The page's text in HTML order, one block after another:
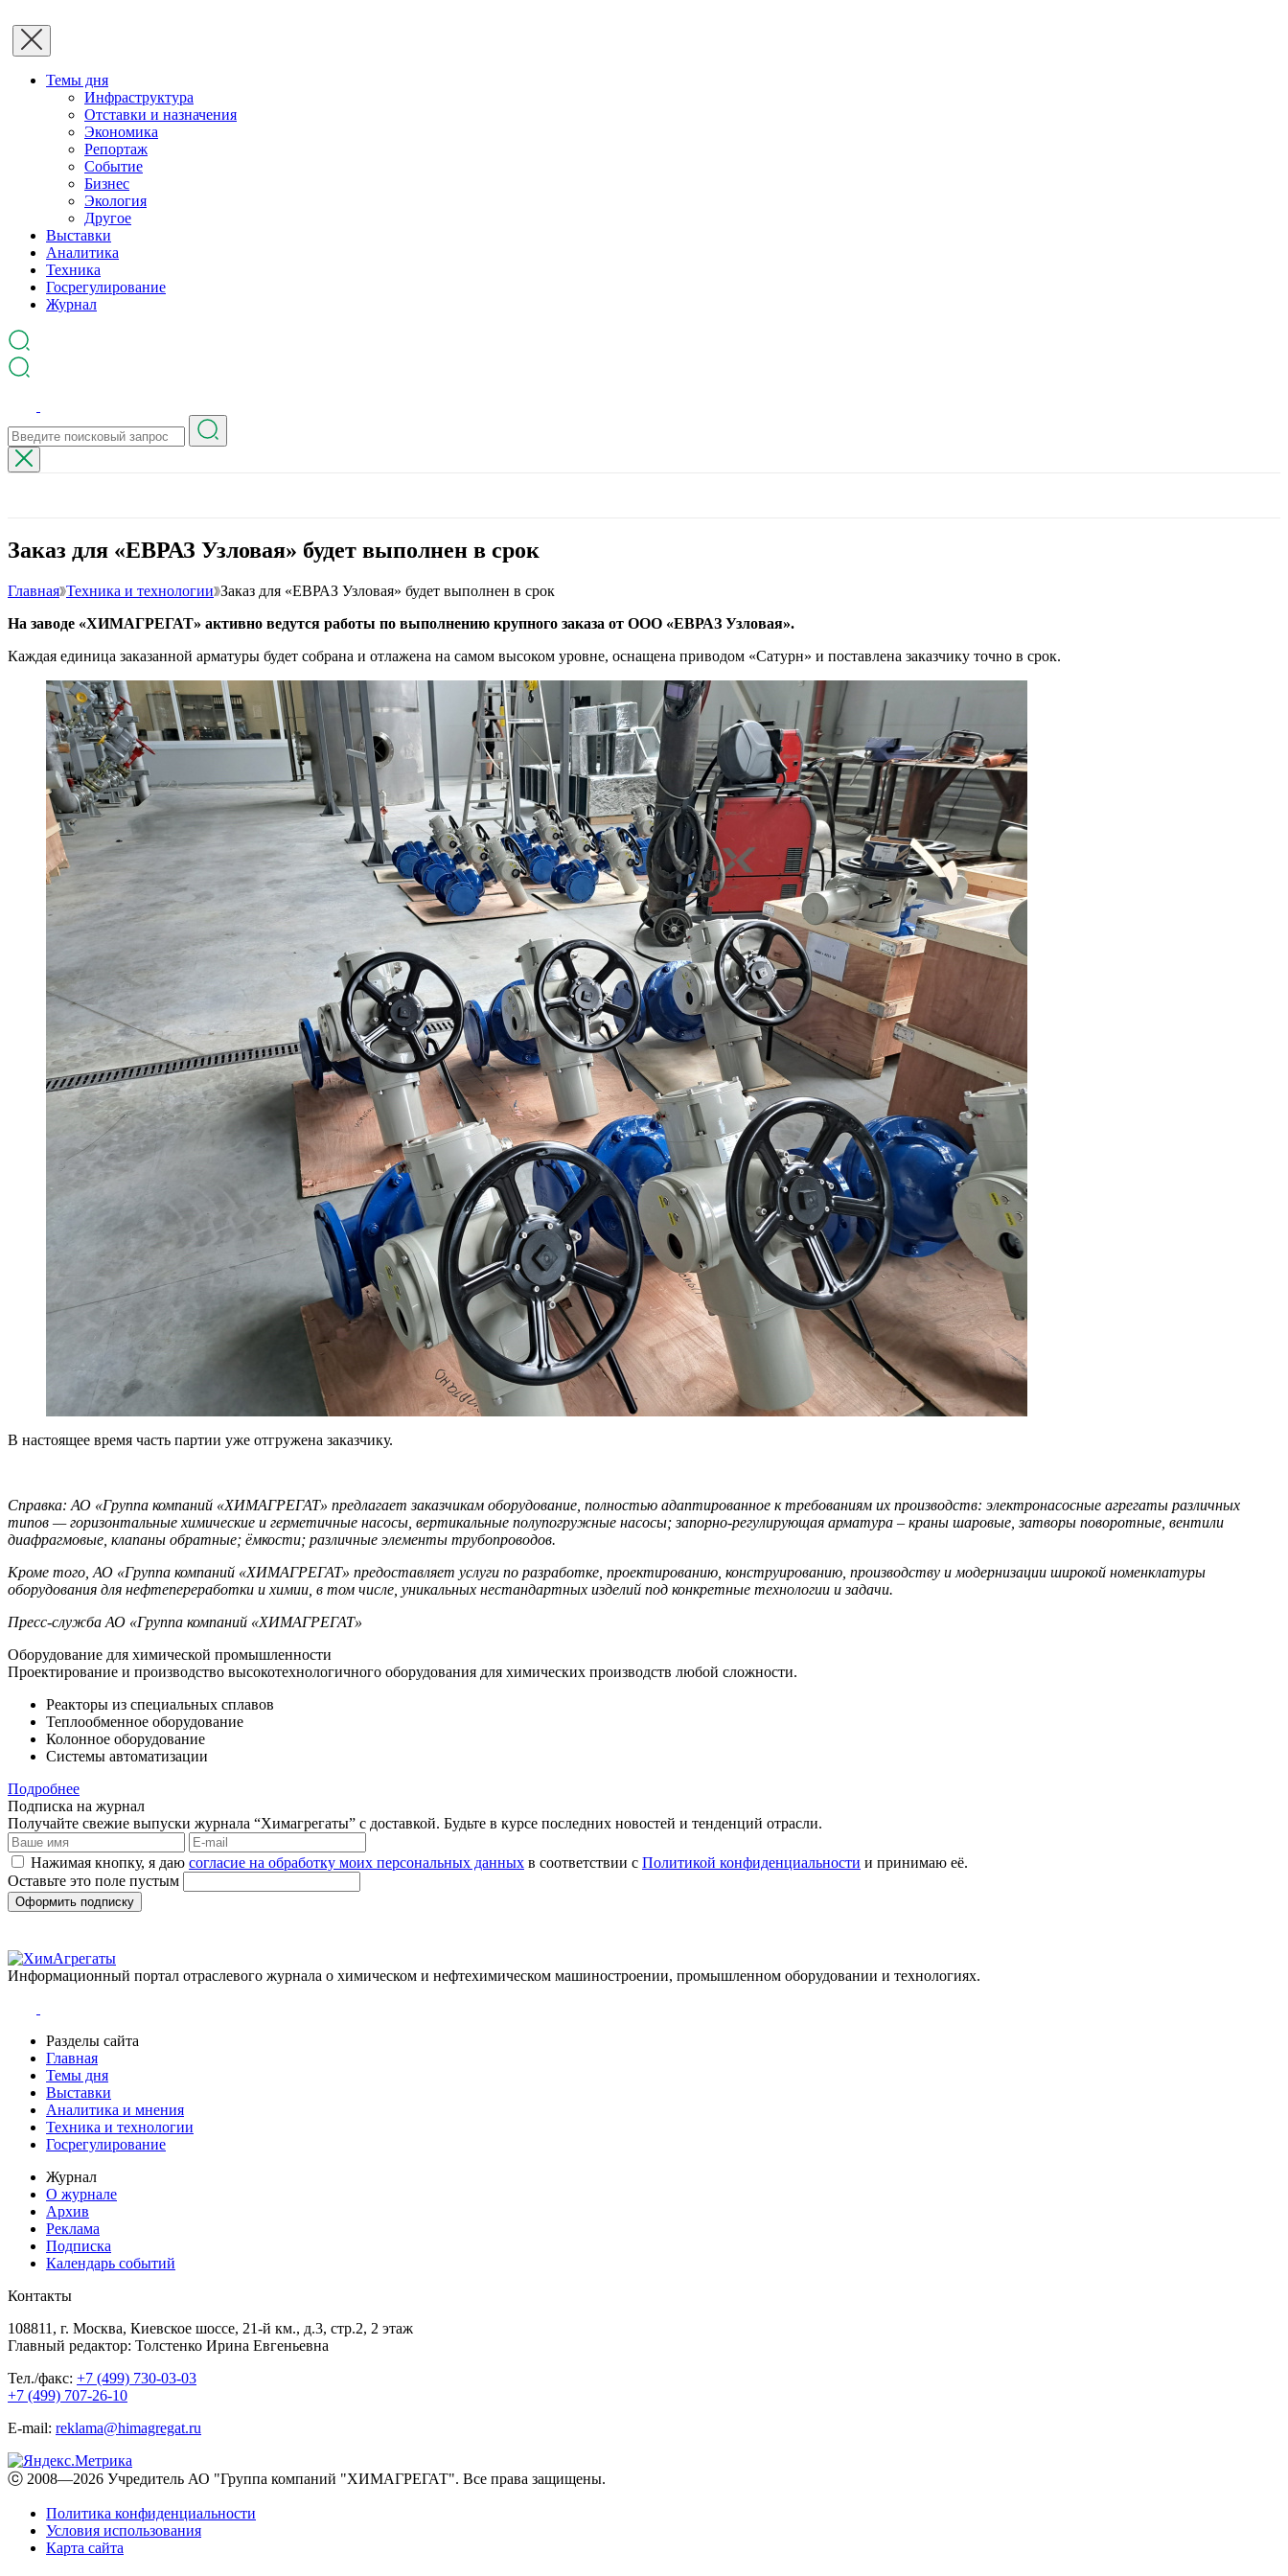
Темы дня
Инфраструктура
Отставки и назначения
Экономика
Репортаж
Событие
Бизнес
Экология
Другое
Выставки
Аналитика
Техника
Госрегулирование
Журнал
Заказ для «ЕВРАЗ Узловая» будет выполнен в срок
Главная Техника и технологии Заказ для «ЕВРАЗ Узловая» будет выполнен в срок
На заводе «ХИМАГРЕГАТ» активно ведутся работы по выполнению крупного заказа от ООО «ЕВРАЗ Узловая».
Каждая единица заказанной арматуры будет собрана и отлажена на самом высоком уровне, оснащена приводом «Сатурн» и поставлена заказчику точно в срок.
В настоящее время часть партии уже отгружена заказчику.
Справка: АО «Группа компаний «ХИМАГРЕГАТ» предлагает заказчикам оборудование, полностью адаптированное к требованиям их производств: электронасосные агрегаты различных
типов — горизонтальные химические и герметичные насосы, вертикальные полупогружные насосы; запорно-регулирующая арматура – краны шаровые, затворы поворотные, вентили
диафрагмовые, клапаны обратные; ёмкости; различные элементы трубопроводов.
Кроме того, АО «Группа компаний «ХИМАГРЕГАТ» предоставляет услуги по разработке, проектированию, конструированию, производству и модернизации широкой номенклатуры
оборудования для нефтепереработки и химии, в том числе, уникальных нестандартных изделий под конкретные технологии и задачи.
Пресс-служба АО «Группа компаний «ХИМАГРЕГАТ»
Оборудование для химической промышленности
Проектирование и производство высокотехнологичного оборудования для химических производств любой сложности.
Реакторы из специальных сплавов
Теплообменное оборудование
Колонное оборудование
Системы автоматизации
Подробнее
Подписка на журнал
Получайте свежие выпуски журнала “Химагрегаты” с доставкой. Будьте в курсе последних новостей и тенденций отрасли.
Нажимая кнопку, я даю согласие на обработку моих персональных данных в соответствии с Политикой конфиденциальности и принимаю её.
Оставьте это поле пустым
Оформить подписку
Информационный портал отраслевого журнала о химическом и нефтехимическом машиностроении, промышленном оборудовании и технологиях.
Разделы сайта
Главная
Темы дня
Выставки
Аналитика и мнения
Техника и технологии
Госрегулирование
Журнал
О журнале
Архив
Реклама
Подписка
Календарь событий
Контакты
108811, г. Москва, Киевское шоссе, 21-й км., д.3, стр.2, 2 этаж
Главный редактор: Толстенко Ирина Евгеньевна
Тел./факс: +7 (499) 730-03-03
+7 (499) 707-26-10
E-mail: reklama@himagregat.ru
ⓒ 2008—2026 Учредитель АО "Группа компаний "ХИМАГРЕГАТ". Все права защищены.
Политика конфиденциальности
Условия использования
Карта сайта